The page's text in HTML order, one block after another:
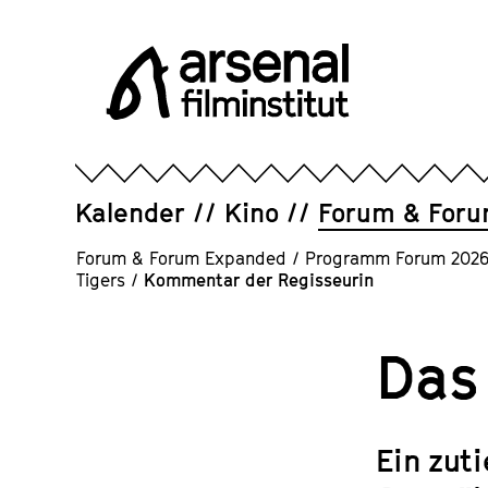
Filminstitut
Kalender Kino Forum &
Forum & Forum Expanded / Programm Forum 2026
Tigers / Kommentar der Regisseurin
Ein